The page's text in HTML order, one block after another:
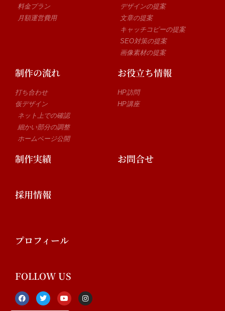
料金プラン
月額運営費用
デザインの提案
文章の提案
キャッチコピーの提案
SEO対策の提案
画像素材の提案
制作の流れ
打ち合わせ
仮デザイン
ネット上での確認
細かい部分の調整
ホームページ公開
お役立ち情報
HP訪問
HP講座
制作実績 お問合せ
採用情報
プロフィール
FOLLOW US
F
a
c
T
w
i
Y
o
u
I
n
s